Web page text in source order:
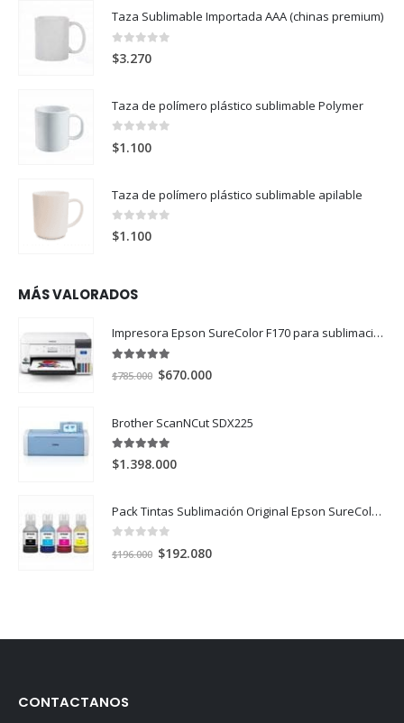
Taza Sublimable Importada AAA (chinas premium)
0
$3.270
Taza de polímero plástico sublimable Polymer
0
$1.100
Taza de polímero plástico sublimable apilable
0 out of 5
$1.100
MÁS VALORADOS
Impresora Epson SureColor F170 para sublimación
out of 5
$785.000 El
era:
$785.000.
$670.000El
es:
Brother ScanNCut SDX225
5.00out of 5
$1.398.000
Pack Tintas Sublimación Original Epson SureColor F170 y F570 X 4 Colores
out of 5
$196.000 El
$192.080El
CONTACTANOS